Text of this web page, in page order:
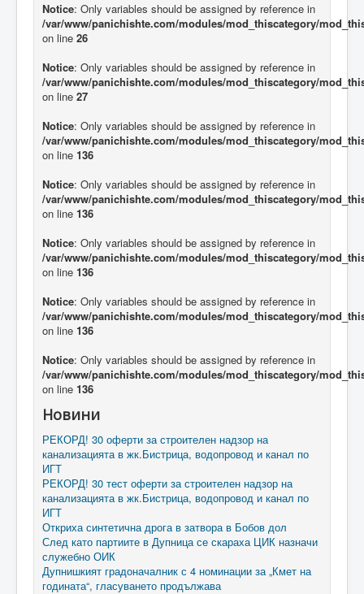
Notice: Only variables should be assigned by reference in
/var/www/panichishte.com/modules/mod_thiscategory/
on line 26
Notice: Only variables should be assigned by reference in
/var/www/panichishte.com/modules/mod_thiscategory/
on line 27
Notice: Only variables should be assigned by reference in
/var/www/panichishte.com/modules/mod_thiscategory/
on line 136
Notice: Only variables should be assigned by reference in
/var/www/panichishte.com/modules/mod_thiscategory/
on line 136
Notice: Only variables should be assigned by reference in
/var/www/panichishte.com/modules/mod_thiscategory/
on line 136
Notice: Only variables should be assigned by reference in
/var/www/panichishte.com/modules/mod_thiscategory/
on line 136
Notice: Only variables should be assigned by reference in
/var/www/panichishte.com/modules/mod_thiscategory/
on line 136
Новини
РЕКОРД! 30 оферти за строителен надзор на
канализацията в жк.Бистрица, водопровод и канал по
ИГТ
РЕКОРД! 30 тест оферти за строителен надзор на
канализацията в жк.Бистрица, водопровод и канал по
ИГТ
Откриха синтетична дрога в затвора в Бобов дол
След като партиите в Дупница се скараха ЦИК назначи
служебно ОИК
Дупнишкият градоначалник с 4 номинации за „Кмет на
годината“, гласуването продължава